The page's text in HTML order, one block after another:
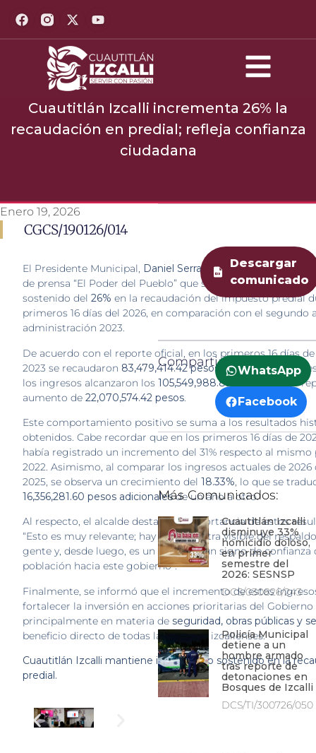
Cuautitlán Izcalli incrementa 26% la
recaudación en predial; refleja confianza
ciudadana
Enero 19, 2026
CGCS/190126/014
El Presidente Municipal, Daniel Serrano, informó durante la
de prensa “El Poder del Pueblo” que se mantiene un
sostenido del 26% en la recaudación del impuesto predial
primeros 16 días del 2026, en comparación con el segundo
administración 2023.
De acuerdo con el reporte oficial, en los primeros 16 días
2023 se recaudaron 83,479,414.42 pesos
, mientras que en
los ingresos alcanzaron los 105,549,988.83 pesos
, lo que
aumento de 22,070,574.42 pesos
Este comportamiento positivo se suma a los resultados
obtenidos. Cabe recordar que en los primeros 16 días de
había registrado un incremento del 31% respecto al mismo
2022. Asimismo, al comparar los ingresos actuales de 2026
2025, se observa un crecimiento del 18.33%, lo que se
16,356,281.60 pesos adicionalesde un año a otro.
Al respecto, el alcalde destacó la importancia de estos
“Esto es muy relevante; hay una muestra visible del
gente y, desde luego, es un síntoma, un signo de confianza
población hacia este gobierno”.
Finalmente, se informó que el incremento de estos
fortalecer la inversión en acciones prioritarias del
principalmente en materia de seguridad, obras públicas y
beneficio directo de todas las familias izcallenses.
Cuautitlán Izcalli mantiene incremento sostenido en la
predial.
Descargar
comunicado
Compartir:
WhatsApp
Facebook
Más Comunicados:
Cuautitlán Izcalli
disminuye 33%
homicidio doloso,
en primer
semestre del
2026: SESNSP
DCS/030826/243
Policía Municipal
detiene a un
hombre armado
tras reporte de
detonaciones en
Bosques de Izcalli
DCS/TI/300726/050